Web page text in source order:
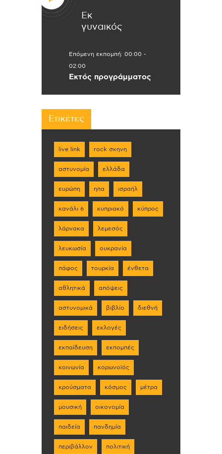
Εκ
γυναικός
Επόμενη εκπομπή: 00:00 -
02:00
Εκτός προγράμματος
Ετικέτες
live link rock σκηνη
αστυνομία ελλάδα
ευρώπη ηπα ισραήλ
κανάλι 6 κυπριακό κύπρος
λάρνακα λεμεσός
λευκωσία ουκρανία
πάφος τουρκία ένθετα
αθλητικά απόψεις
αστυνομικά βιβλίο διεθνή
ειδήσεις εκλογές
εκπαίδευση εκπομπές
κοινωνία κορωνοϊός
κρούσματα κόσμος μέτρα
μουσική οικονομία
παιδεία πανδημία
περιβάλλον πολιτική